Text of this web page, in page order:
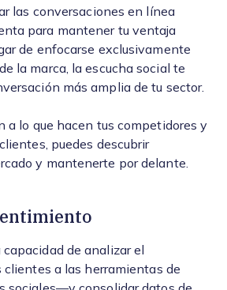
las conversaciones en línea
para mantener tu ventaja
de enfocarse exclusivamente
la marca, la escucha social te
más amplia de tu sector.
a lo que hacen tus competidores y
puedes descubrir
y mantenerte por delante.
de analizar el
a las herramientas de